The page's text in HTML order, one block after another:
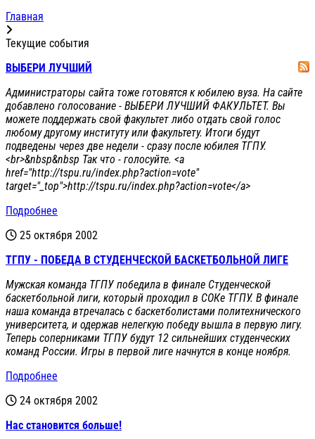
Главная
Текущие события
ВЫБЕРИ ЛУЧШИЙ
Администраторы сайта тоже готовятся к юбилею вуза. На сайте
добавлено голосование - ВЫБЕРИ ЛУЧШИЙ ФАКУЛЬТЕТ. Вы
можете поддержать свой факультет либо отдать свой голос
любому другому институту или факультету. Итоги будут
подведены через две недели - сразу после юбилея ТГПУ.
<br>&nbsp&nbsp Так что - голосуйте. <a
href="http://tspu.ru/index.php?action=vote"
target="_top">http://tspu.ru/index.php?action=vote</a>
Подробнее
25 октября 2002
ТГПУ - ПОБЕДА В СТУДЕНЧЕСКОЙ БАСКЕТБОЛЬНОЙ ЛИГЕ
Мужская команда ТГПУ победила в финале Студенческой
баскетбольной лиги, который проходил в СОКе ТГПУ. В финале
наша команда втречалась с баскетболистами политехнического
университета, и одержав нелегкую победу вышла в первую лигу.
Теперь соперниками ТГПУ будут 12 сильнейших студенческих
команд России. Игры в первой лиге начнутся в конце ноября.
Подробнее
24 октября 2002
Нас становится больше!